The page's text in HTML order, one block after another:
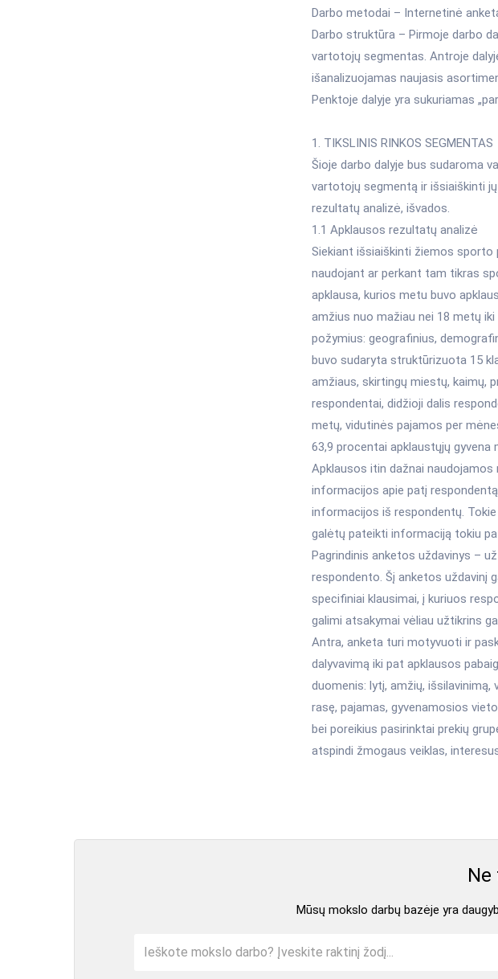
Darbo metodai – Internetinė
Darbo struktūra – Pirmoje darbo
vartotojų segmentas. Antroje
išanalizuojamas naujasis
Penktoje dalyje yra sukuriamas
1. TIKSLINIS RINKOS SEGMENTAS
Šioje darbo dalyje bus sudaroma
vartotojų segmentą ir išsiaiškinti
rezultatų analizė, išvados.
1.1 Apklausos rezultatų analizė
Siekiant išsiaiškinti žiemos
naudojant ar perkant tam tikras
apklausa, kurios metu buvo
amžius nuo mažiau nei 18 metų
požymius: geografinius,
buvo sudaryta struktūrizuota 15
amžiaus, skirtingų miestų, kaimų,
respondentai, didžioji dalis
metų, vidutinės pajamos per
63,9 procentai apklaustųjų gyvena
Apklausos itin dažnai
informacijos apie patį
informacijos iš respondentų.
galėtų pateikti informaciją tokiu
Pagrindinis anketos uždavinys –
respondento. Šį anketos uždavinį
specifiniai klausimai, į kuriuos
galimi atsakymai vėliau užtikrins
Antra, anketa turi motyvuoti ir
dalyvavimą iki pat apklausos
duomenis: lytį, amžių,
rasę, pajamas, gyvenamosios
bei poreikius pasirinktai prekių
atspindi žmogaus veiklas,
Ne
Mūsų mokslo darbų bazėje yra